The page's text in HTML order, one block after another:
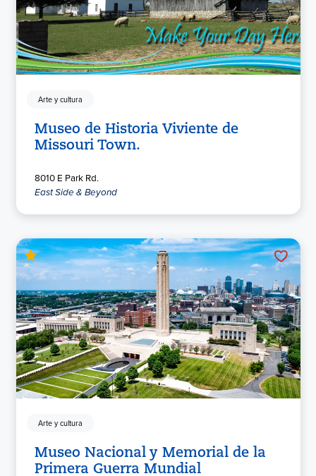
Arte y cultura
Museo de Historia Viviente de
Missouri Town.
8010 E Park Rd.
East Side & Beyond
Arte y cultura
Museo Nacional y Memorial de la
Primera Guerra Mundial